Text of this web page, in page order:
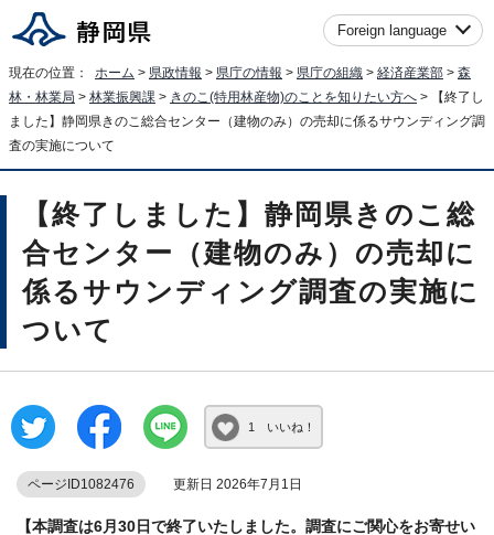
Foreign language
現在の位置： ホーム > 県政情報 > 県庁の情報 > 県庁の組織 > 経済産業部 > 森
林・林業局 > 林業振興課 > きのこ(特用林産物)のことを知りたい方へ > 【終了し
ました】静岡県きのこ総合センター（建物のみ）の売却に係るサウンディング調
査の実施について
【終了しました】静岡県きのこ総
合センター（建物のみ）の売却に
係るサウンディング調査の実施に
ついて
1 いいね！
ページID1082476 更新日 2026年7月1日
【本調査は6月30日で終了いたしました。調査にご関心をお寄せい